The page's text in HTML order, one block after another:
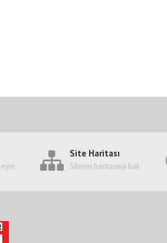
Site Haritası
Sitenin haritasına bak